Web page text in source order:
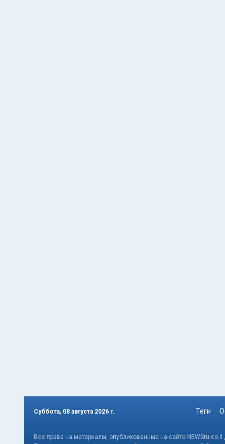
Суббота, 08 августа 2026 г. Теги
Все права на материалы, опубликованные на сайте